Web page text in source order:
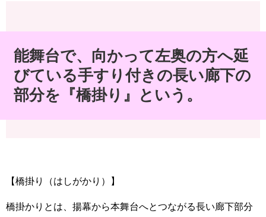
能舞台で、向かって左奥の方へ延
びている手すり付きの長い廊下の
部分を『橋掛り』という。
【橋掛り（はしがかり）】
橋掛かりとは、揚幕から本舞台へとつながる長い廊下部分